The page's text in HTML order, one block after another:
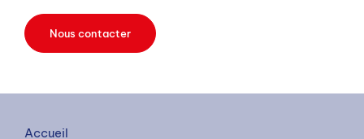
Nous contacter
Accueil